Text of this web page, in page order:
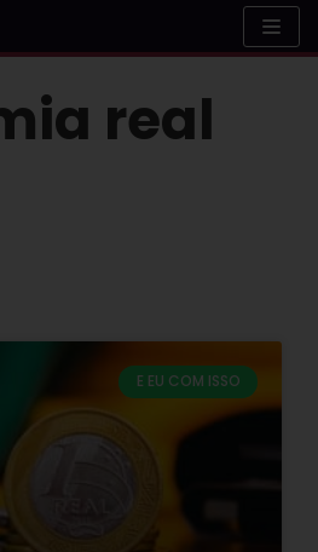
real
E EU COM ISSO